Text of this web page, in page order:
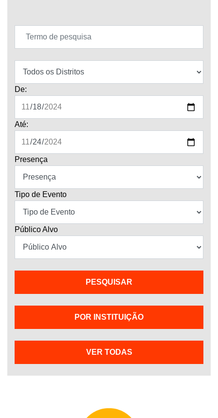
De:
Até:
Presença
Tipo de Evento
Público Alvo
POR INSTITUIÇÃO
VER TODAS